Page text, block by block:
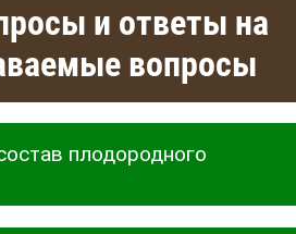
и ответы на
вопросы
плодородного